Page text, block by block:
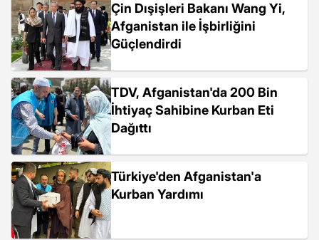
Çin Dışişleri Bakanı Wang Yi,
Afganistan ile İşbirliğini
Güçlendirdi
TDV, Afganistan'da 200 Bin
İhtiyaç Sahibine Kurban Eti
Dağıttı
Türkiye'den Afganistan'a
Kurban Yardımı